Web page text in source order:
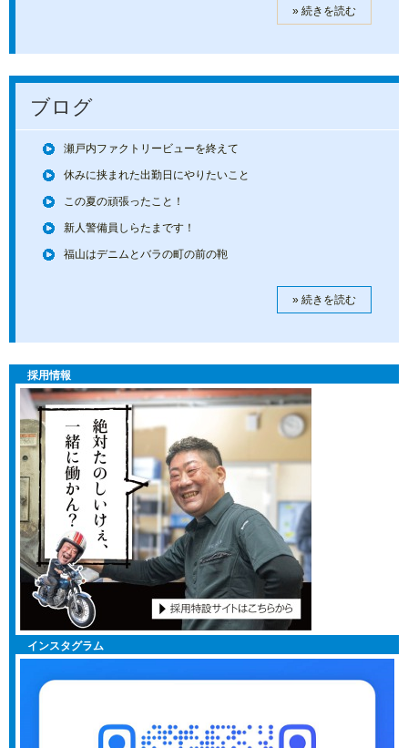
» 続きを読む
ブログ
瀬戸内ファクトリービューを終えて
休みに挟まれた出勤日にやりたいこと
この夏の頑張ったこと！
新人警備員しらたまです！
福山はデニムとバラの町の前の鞄
» 続きを読む
採用情報
インスタグラム